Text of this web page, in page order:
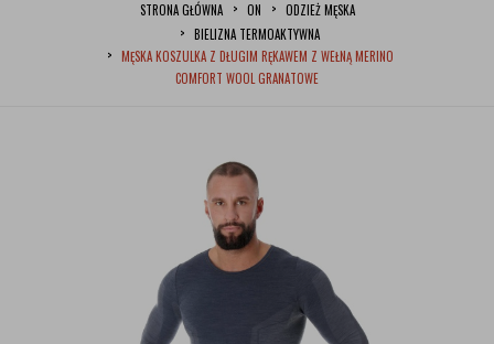
STRONA GŁÓWNA ON
ODZIEŻ MĘSKA
BIELIZNA TERMOAKTYWNA
MĘSKA KOSZULKA Z DŁUGIM RĘKAWEM Z WEŁNĄ MERINO
COMFORT WOOL GRANATOWE